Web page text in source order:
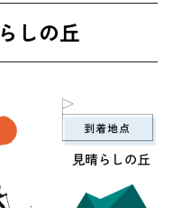
しの丘